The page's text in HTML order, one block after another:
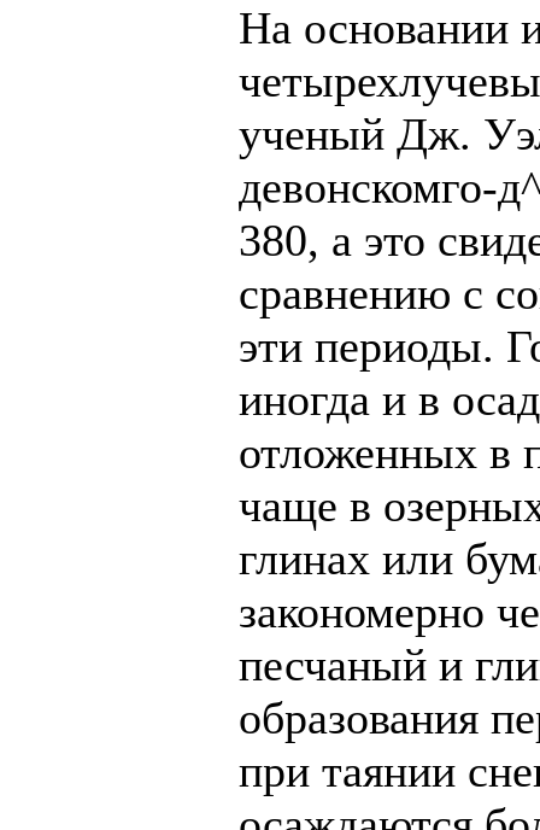
На основании
ученый Дж.
девонскомго-
380, а это
сравнению с
эти периоды.
иногда и в
отложенных в
чаще в
глинах или
закономерно
песчаный и
образования
при таянии